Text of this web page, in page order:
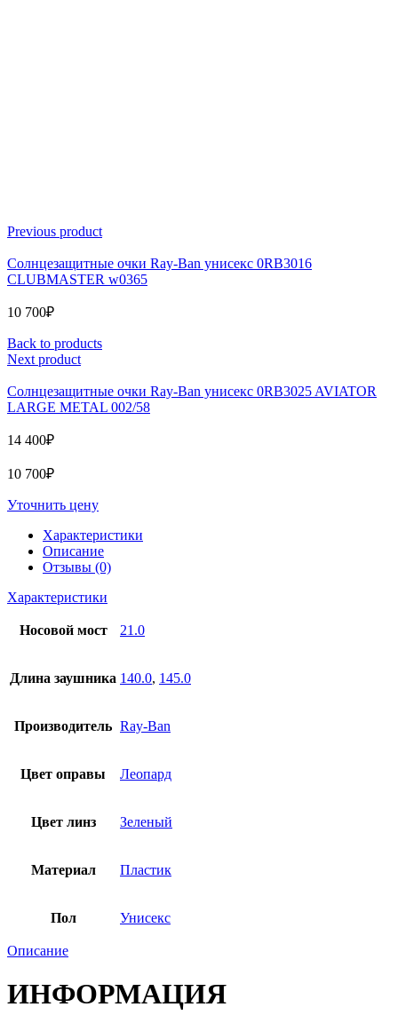
Previous product
Солнцезащитные очки Ray-Ban унисекс 0RB3016
CLUBMASTER w0365
10 700₽
Back to products
Next product
Солнцезащитные очки Ray-Ban унисекс 0RB3025 AVIATOR
LARGE METAL 002/58
14 400₽
10 700₽
Уточнить цену
Характеристики
Описание
Отзывы (0)
Характеристики
Носовой мост 21.0
Длина заушника 140.0, 145.0
Производитель Ray-Ban
Цвет оправы Леопард
Цвет линз Зеленый
Материал Пластик
Пол Унисекс
Описание
ИНФОРМАЦИЯ